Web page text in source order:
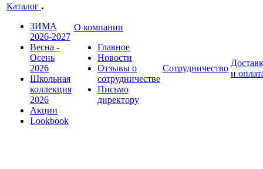
Каталог
ЗИМА
2026-2027
Весна -
Осень
2026
Школьная
коллекция
2026
Акции
Lookbook
О компании
Главное
Новости
Отзывы о
сотрудничестве
Письмо
директору
Сотрудничество
и